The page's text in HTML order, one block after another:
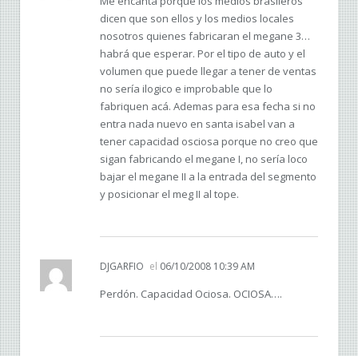
dicen que son ellos y los medios locales
nosotros quienes fabricaran el megane 3…
habrá que esperar. Por el tipo de auto y el
volumen que puede llegar a tener de ventas
no sería ilogico e improbable que lo
fabriquen acá. Ademas para esa fecha si no
entra nada nuevo en santa isabel van a
tener capacidad osciosa porque no creo que
sigan fabricando el megane I, no sería loco
bajar el megane II a la entrada del segmento
y posicionar el meg II al tope.
DJGARFIO el 06/10/2008 10:39 AM
Perdón. Capacidad Ociosa. OCIOSA….